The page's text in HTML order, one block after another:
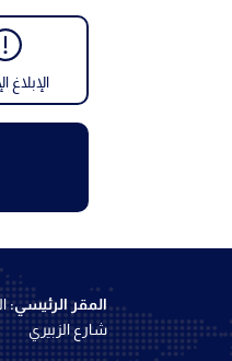
الإبلاغ
المقر الرئيسي:
شارع الزبيري